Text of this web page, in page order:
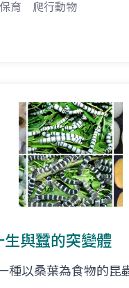
育 爬行動物
生與蠶的突變體
種以桑葉為食物的昆